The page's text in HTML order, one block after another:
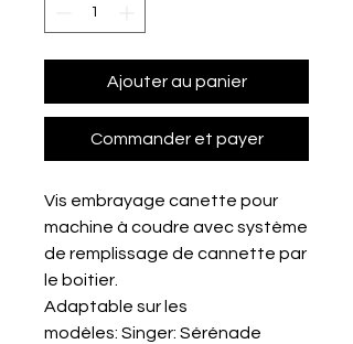
Ajouter au panier
Commander et payer
Vis embrayage canette pour
machine à coudre avec système
de remplissage de cannette par
le boitier.
Adaptable sur les
modèles: Singer: Sérénade